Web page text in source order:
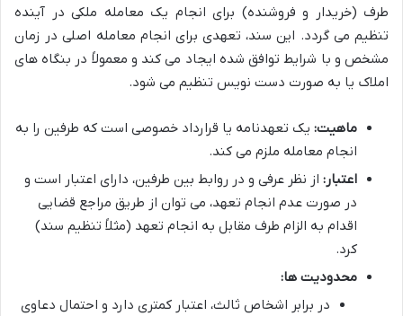
طرف (خریدار و فروشنده) برای انجام یک معامله ملکی در آینده
تنظیم می گردد. این سند، تعهدی برای انجام معامله اصلی در زمان
مشخص و با شرایط توافق شده ایجاد می کند و معمولاً در بنگاه های
املاک یا به صورت دست نویس تنظیم می شود.
ماهیت: یک تعهدنامه یا قرارداد خصوصی است که طرفین را به
انجام معامله ملزم می کند.
اعتبار: از نظر عرفی و در روابط بین طرفین، دارای اعتبار است و
در صورت عدم انجام تعهد، می توان از طریق مراجع قضایی
اقدام به الزام طرف مقابل به انجام تعهد (مثلاً تنظیم سند)
کرد.
محدودیت ها:
در برابر اشخاص ثالث، اعتبار کمتری دارد و احتمال دعاوی